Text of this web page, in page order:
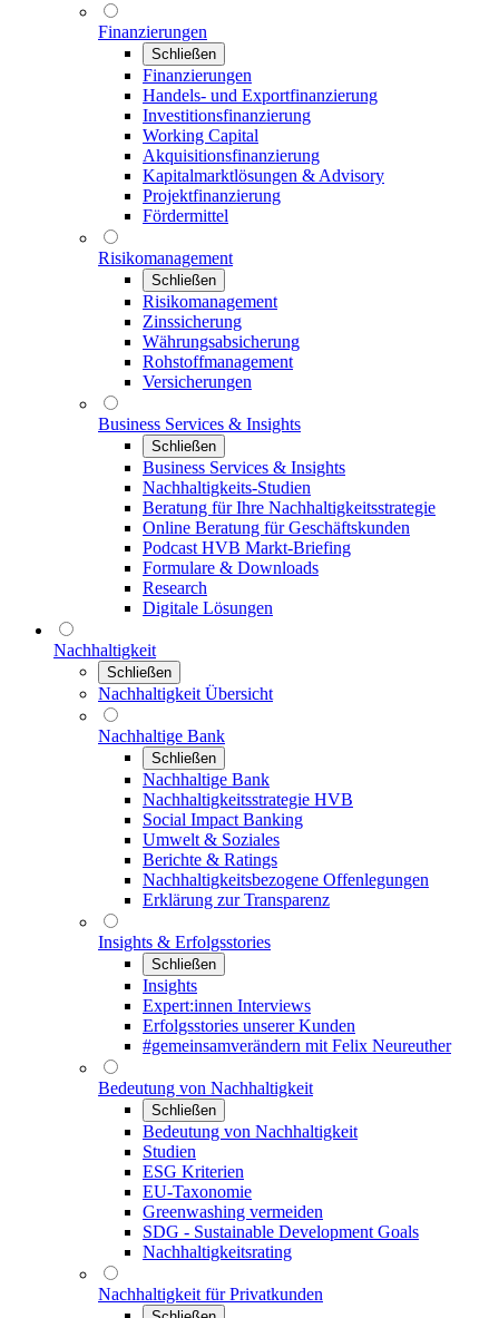
Finanzierungen
Schließen
Finanzierungen
Handels- und Exportfinanzierung
Investitionsfinanzierung
Working Capital
Akquisitionsfinanzierung
Kapitalmarktlösungen & Advisory
Projektfinanzierung
Fördermittel
Risikomanagement
Schließen
Risikomanagement
Zinssicherung
Währungsabsicherung
Rohstoffmanagement
Versicherungen
Business Services & Insights
Schließen
Business Services & Insights
Nachhaltigkeits-Studien
Beratung für Ihre Nachhaltigkeitsstrategie
Online Beratung für Geschäftskunden
Podcast HVB Markt-Briefing
Formulare & Downloads
Research
Digitale Lösungen
Nachhaltigkeit
Schließen
Nachhaltigkeit Übersicht
Nachhaltige Bank
Schließen
Nachhaltige Bank
Nachhaltigkeitsstrategie HVB
Social Impact Banking
Umwelt & Soziales
Berichte & Ratings
Nachhaltigkeitsbezogene Offenlegungen
Erklärung zur Transparenz
Insights & Erfolgsstories
Schließen
Insights
Expert:innen Interviews
Erfolgsstories unserer Kunden
#gemeinsamverändern mit Felix Neureuther
Bedeutung von Nachhaltigkeit
Schließen
Bedeutung von Nachhaltigkeit
Studien
ESG Kriterien
EU-Taxonomie
Greenwashing vermeiden
SDG - Sustainable Development Goals
Nachhaltigkeitsrating
Nachhaltigkeit für Privatkunden